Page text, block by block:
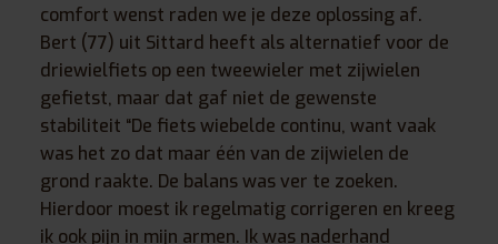
comfort wenst raden we je deze oplossing af.
Bert (77) uit Sittard heeft als alternatief voor de
driewielfiets op een tweewieler met zijwielen
gefietst, maar dat gaf niet de gewenste
stabiliteit “De fiets wiebelde continu, want vaak
was het zo dat maar één van de zijwielen de
grond raakte. De balans was ver te zoeken.
Hierdoor moest ik regelmatig corrigeren en kreeg
ik ook pijn in mijn armen. Ik was naderhand